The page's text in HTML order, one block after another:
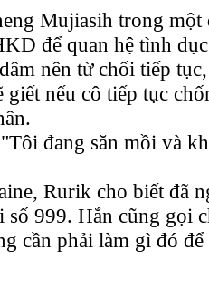
Mujiasih trong một
để quan hệ tình
nên từ chối tiếp
giết nếu cô tiếp tục
đang săn mồi và
Rurik cho biết đã
999. Hắn cũng gọi
cần phải làm gì đó